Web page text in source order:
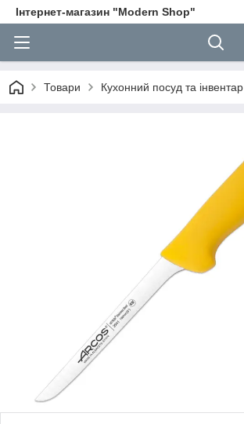
Інтернет-магазин "Modern Shop"
Товари Кухонний посуд та інвентар